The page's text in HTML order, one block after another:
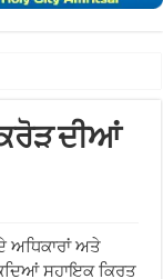
ਕਰੋੜ ਦੀਆਂ
ਅਧਿਕਾਰਾਂ ਅਤੇ
ਸਹਾਇਕ ਕਿਰਤ